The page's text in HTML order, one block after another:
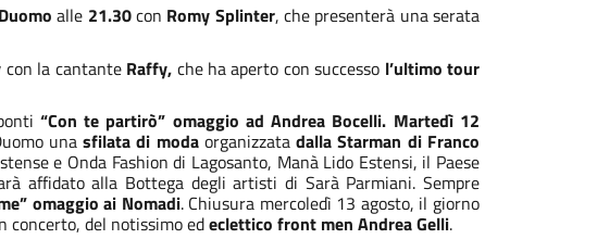
alle 21.30con Romy Splinter, che presenterà una serata
con la cantante Raffy, che ha aperto con successo l’ultimo tour
“Con te partirò” omaggio ad Andrea Bocelli. Martedì 12
unasfilata di modaorganizzatadalla Starman di Franco
e Onda Fashion di Lagosanto, Manà Lido Estensi, il Paese
affidato alla Bottega degli artisti di Sarà Parmiani. Sempre
omaggio ai Nomadi. Chiusura mercoledì 13 agosto, il giorno
concerto, del notissimo edeclettico front men Andrea Gelli.